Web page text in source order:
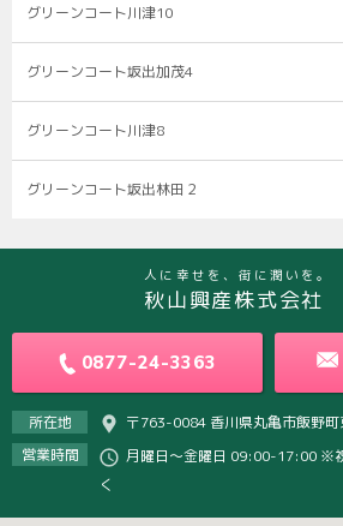
グリーンコート川津10
グリーンコート坂出加茂4
グリーンコート川津8
グリーンコート坂出林田２
人に幸せを、街に潤いを。
秋山興産株式会社
所在地
〒763-0084 香川県丸亀市飯野
営業時間
月曜日～金曜日 09:00-17:00 ※
く
0877-24-3363